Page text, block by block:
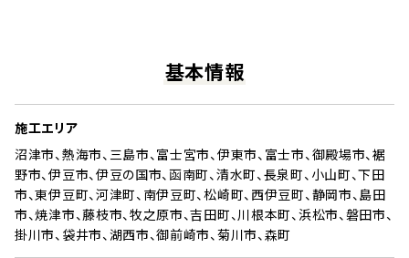
基本情報
施工エリア
沼津市、熱海市、三島市、富士宮市、伊東市、富士市、御殿場市、裾
野市、伊豆市、伊豆の国市、函南町、清水町、長泉町、小山町、下田
市、東伊豆町、河津町、南伊豆町、松崎町、西伊豆町、静岡市、島田
市、焼津市、藤枝市、牧之原市、吉田町、川根本町、浜松市、磐田市、
掛川市、袋井市、湖西市、御前崎市、菊川市、森町